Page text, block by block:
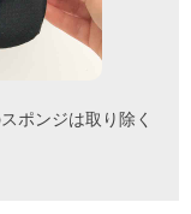
ポンジは取り除く